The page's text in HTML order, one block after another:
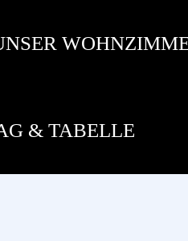
& TABELLE